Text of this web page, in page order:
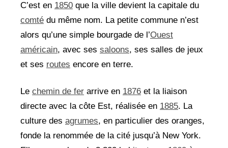
C’est en 1850 que la ville devient la capitale du
comté du même nom. La petite commune n’est
alors qu’une simple bourgade de l’Ouest
américain, avec ses saloons, ses salles de jeux
et ses routes encore en terre.
Le chemin de fer arrive en 1876 et la liaison
directe avec la côte Est, réalisée en 1885. La
culture des agrumes, en particulier des oranges,
fonde la renommée de la cité jusqu’à New York.